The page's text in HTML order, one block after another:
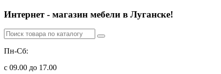
Интернет - магазин мебели в Луганске!
Пн-Сб:
с 09.00 до 17.00